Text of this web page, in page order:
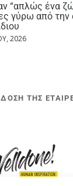
“απλώς ένα
γύρω από την
2026
ΤΗΣ